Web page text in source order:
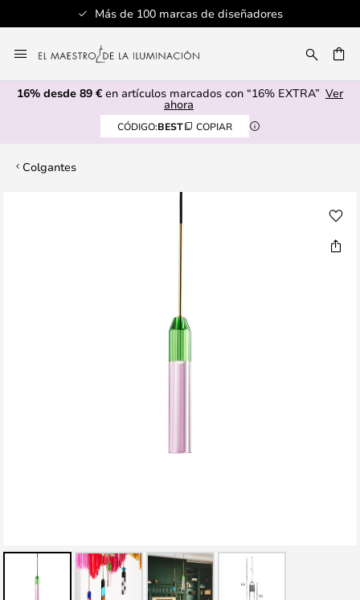
Más de 100 marcas de diseñadores
al
contenido
16% desde 89 € en artículos marcados con “16% EXTRA” Ver
ahora
CÓDIGO:BEST COPIAR
Colgantes